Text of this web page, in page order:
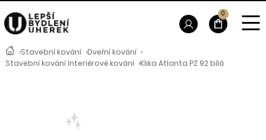
›Stavební kování ›Dveřní kování ›
Stavební kování Interiérové kování ›Klika Atlanta PZ 92 bílá
0